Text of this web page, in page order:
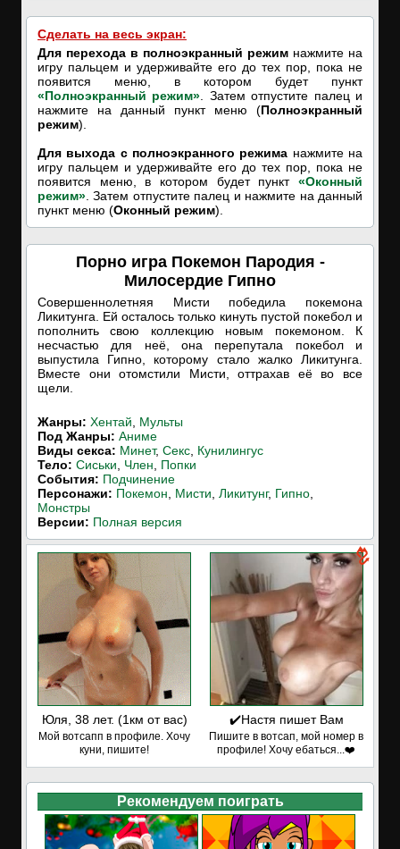
Сделать на весь экран:
Для перехода в полноэкранный режим нажмите на
игру пальцем и удерживайте его до тех пор, пока не
появится меню, в котором будет пункт
«Полноэкранный режим» . Затем отпустите палец и
нажмите на данный пункт меню (Полноэкранный
режим).
Для выхода с полноэкранного режима нажмите на
игру пальцем и удерживайте его до тех пор, пока не
появится меню, в котором будет пункт «Оконный
режим» . Затем отпустите палец и нажмите на данный
пункт меню (Оконный режим).
Порно игра Покемон Пародия -
Милосердие Гипно
Совершеннолетняя Мисти победила покемона
Ликитунга. Ей осталось только кинуть пустой покебол и
пополнить свою коллекцию новым покемоном. К
несчастью для неё, она перепутала покебол и
выпустила Гипно, которому стало жалко Ликитунга.
Вместе они отомстили Мисти, оттрахав её во все
щели.
Жанры: Хентай
Мульты
Под Жанры: Аниме
Виды секса: Минет, Секс Кунилингус
Тело: Сиськи Член
Попки
События: Подчинение
Персонажи: Покемон Мисти Ликитунг, Гипно
Монстры
Версии: Полная версия
Юля, 38 лет. (1км от вас)
Мой вотсапп в профиле. Хочу
куни, пишите!
✔️Настя пишет Вам
Пишите в вотсап, мой номер в
профиле! Хочу ебаться...❤️
Рекомендуем поиграть